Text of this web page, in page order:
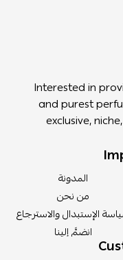
Interested in
and purest
exclusive,
المدونة
من نحن
الإستبدال والاسترجاع
انضمَّ إلينا